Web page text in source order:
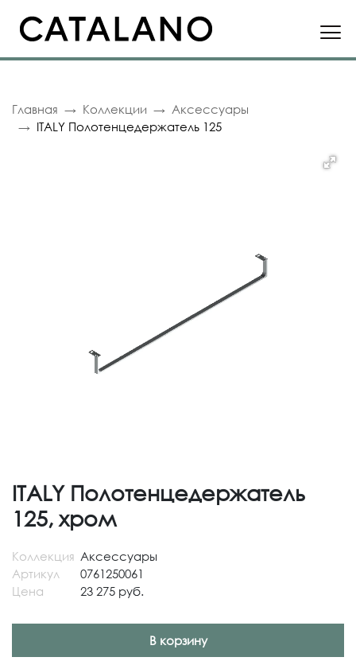
Главная Коллекции
Аксессуары
ITALY Полотенцедержатель 125
ITALY Полотенцедержатель
125, хром
Коллекция Аксессуары
Артикул
0761250061
Цена
23 275 руб.
В корзину